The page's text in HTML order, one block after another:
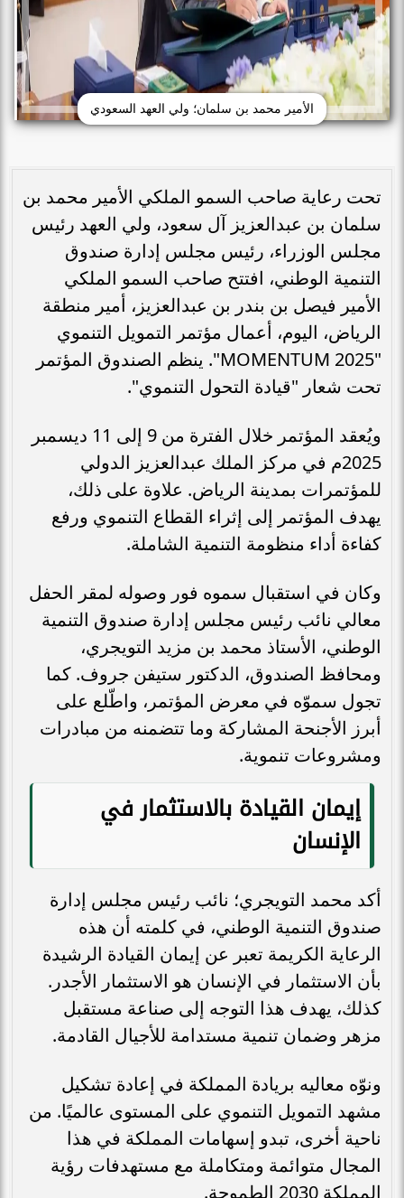
الأمير محمد بن سلمان؛ ولي العهد السعودي
تحت رعاية صاحب السمو الملكي الأمير محمد بن
سلمان بن عبدالعزيز آل سعود، ولي العهد رئيس
مجلس الوزراء، رئيس مجلس إدارة صندوق
التنمية الوطني، افتتح صاحب السمو الملكي
الأمير فيصل بن بندر بن عبدالعزيز، أمير منطقة
الرياض، اليوم، أعمال مؤتمر التمويل التنموي
"MOMENTUM 2025". ينظم الصندوق المؤتمر
تحت شعار "قيادة التحول التنموي".
ويُعقد المؤتمر خلال الفترة من 9 إلى 11 ديسمبر
2025م في مركز الملك عبدالعزيز الدولي
للمؤتمرات بمدينة الرياض. علاوة على ذلك،
يهدف المؤتمر إلى إثراء القطاع التنموي ورفع
كفاءة أداء منظومة التنمية الشاملة.
وكان في استقبال سموه فور وصوله لمقر الحفل
معالي نائب رئيس مجلس إدارة صندوق التنمية
الوطني، الأستاذ محمد بن مزيد التويجري،
ومحافظ الصندوق، الدكتور ستيفن جروف. كما
تجول سموّه في معرض المؤتمر، واطّلع على
أبرز الأجنحة المشاركة وما تتضمنه من مبادرات
ومشروعات تنموية.
إيمان القيادة بالاستثمار في
الإنسان
أكد محمد التويجري؛ نائب رئيس مجلس إدارة
صندوق التنمية الوطني، في كلمته أن هذه
الرعاية الكريمة تعبر عن إيمان القيادة الرشيدة
بأن الاستثمار في الإنسان هو الاستثمار الأجدر.
كذلك، يهدف هذا التوجه إلى صناعة مستقبل
مزهر وضمان تنمية مستدامة للأجيال القادمة.
ونوّه معاليه بريادة المملكة في إعادة تشكيل
مشهد التمويل التنموي على المستوى عالميًا. من
ناحية أخرى، تبدو إسهامات المملكة في هذا
المجال متوائمة ومتكاملة مع مستهدفات رؤية
المملكة 2030 الطموحة.